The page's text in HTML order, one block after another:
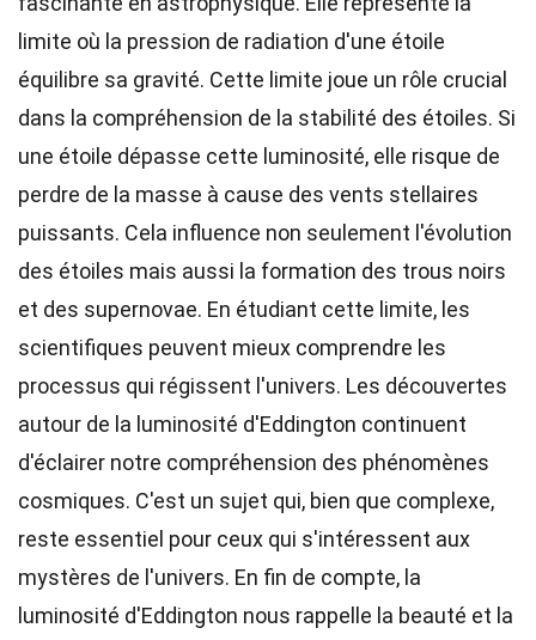
limite où la pression de radiation d'une étoile
équilibre sa gravité. Cette limite joue un rôle crucial
dans la compréhension de la stabilité des étoiles. Si
une étoile dépasse cette luminosité, elle risque de
perdre de la masse à cause des vents stellaires
puissants. Cela influence non seulement l'évolution
des étoiles mais aussi la formation des trous noirs
et des supernovae. En étudiant cette limite, les
scientifiques peuvent mieux comprendre les
processus qui régissent l'univers. Les découvertes
autour de la luminosité d'Eddington continuent
d'éclairer notre compréhension des phénomènes
cosmiques. C'est un sujet qui, bien que complexe,
reste essentiel pour ceux qui s'intéressent aux
mystères de l'univers. En fin de compte, la
luminosité d'Eddington nous rappelle la beauté et la